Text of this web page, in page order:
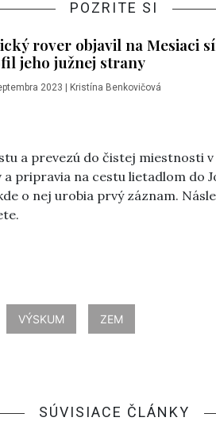
POZRITE SI
rover objavil na Mesiaci
jeho južnej strany
2023 Kristína Benkovičová
a prevezú do čistej miestnosti
pripravia na cestu lietadlom do
o nej urobia prvý záznam.
VÝSKUM ZEM
SÚVISIACE ČLÁNKY